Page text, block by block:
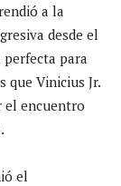
a la
desde el
perfecta para
que Vinicius Jr.
el encuentro
el